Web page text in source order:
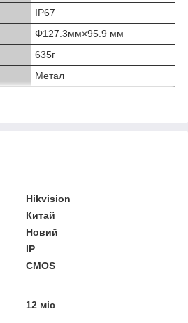
IP67
Φ127.3мм×95.9 мм
635г
Метал
Hikvision
Китай
Новий
IP
CMOS
12 міс